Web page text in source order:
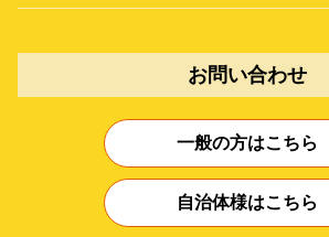
お問い合わせ
一般の方はこちら
自治体様はこちら